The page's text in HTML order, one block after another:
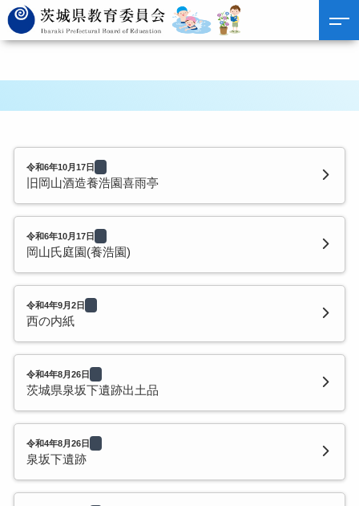
令和6年10月17日
旧岡山酒造養浩園喜雨亭
令和6年10月17日
岡山氏庭園(養浩園)
令和4年9月2日
西の内紙
令和4年8月26日
茨城県泉坂下遺跡出土品
令和4年8月26日
泉坂下遺跡